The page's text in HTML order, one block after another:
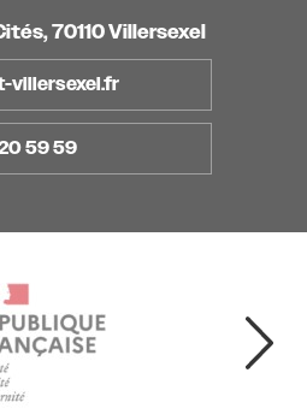
70110 Villersexel
villersexel.fr
59 59